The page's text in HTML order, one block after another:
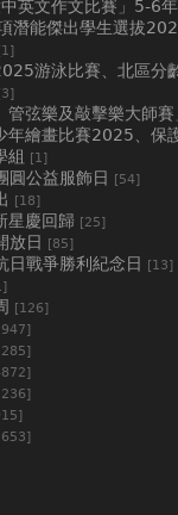
英文作文比賽」5-6
潛能傑出學生選拔
游泳比賽、北區分
管弦樂及敲擊樂大師賽
年繪畫比賽2025、⁠保
組 [1]
圓公益服飾日 [54]
[18]
星慶回歸 [25]
放日 [85]
日戰爭勝利紀念日 [13]
[126]